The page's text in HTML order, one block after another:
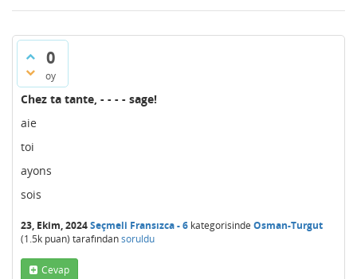
0
oy
Chez ta tante, - - - - sage!
aie
toi
ayons
sois
23, Ekim, 2024Seçmeli Fransızca - 6 kategorisinde Osman-Turgut
(1.5k puan) tarafındansoruldu
Cevap